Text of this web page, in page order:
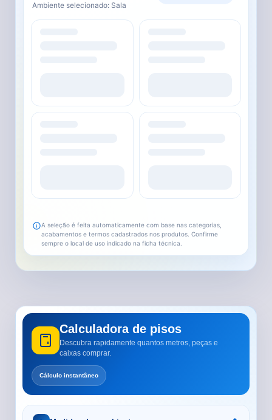
Ambiente selecionado: Sala
A seleção é feita automaticamente com base nas categorias,
acabamentos e termos cadastrados nos produtos. Confirme
sempre o local de uso indicado na ficha técnica.
Calculadora de pisos
Descubra rapidamente quantos metros, peças e
caixas comprar.
Cálculo instantâneo